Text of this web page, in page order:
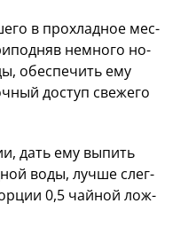
в прох­ладное мес­
нем­но­го но­
обес­пе­чить ему
дос­туп све­жего
дать ему вы­пить
во­ды, луч­ше слег­
0,5 чай­ной лож­